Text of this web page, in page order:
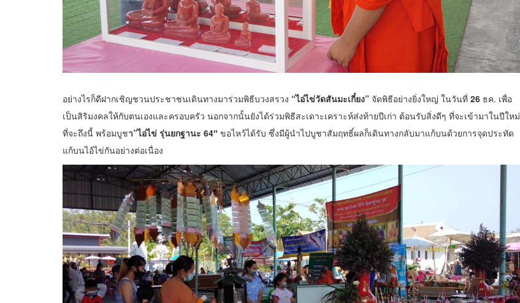
อย่างไรก็ดีฝากเชิญชวนประชาชนเดินทางมาร่วมพิธีบวงสรวง “ไอ่ไข่วัดสันมะเกี๋ยง” จัดพิธีอย่างยิ่งใหญ่ ในวันที่ 26 ธค. เพื่อ
เป็นสิริมงคลให้กับตนเองและครอบครัว นอกจากนั้นยังได้ร่วมพิธีสะเดาะเคราะห์ส่งท้ายปีเก่า ต้อนรับสิ่งดีๆ ที่จะเข้ามาในปีใหม่
ที่จะถึงนี้ พร้อมบูชา”ไอ่ไข่ รุ่นยกฐานะ 64″ ขอไหว้ได้รับ ซึ่งมีผู้นำไปบูชาสัมฤทธิ์ผลก็เดินทางกลับมาแก้บนด้วยการจุดประทัด
แก้บนไอ้ไข่กันอย่างต่อเนื่อง